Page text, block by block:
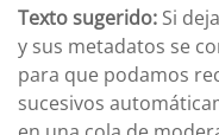
Texto sugerido: Si
y sus metadatos se
para que podamos
sucesivos